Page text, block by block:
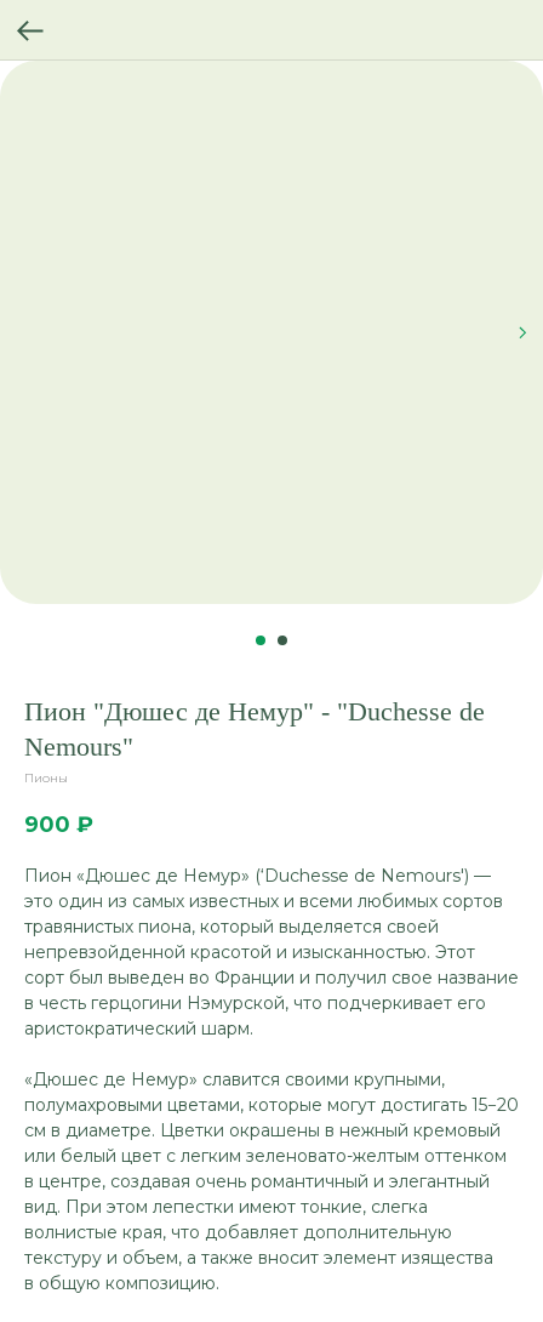
Пион "Дюшес де Немур" - "Duchesse de
Nemours"
Пионы
900 ₽
Пион «Дюшес де Немур» (‘Duchesse de Nemours') —
это один из самых известных и всеми любимых сортов
травянистых пиона, который выделяется своей
непревзойденной красотой и изысканностью. Этот
сорт был выведен во Франции и получил свое название
в честь герцогини Нэмурской, что подчеркивает его
аристократический шарм.
«Дюшес де Немур» славится своими крупными,
полумахровыми цветами, которые могут достигать 15−20
см в диаметре. Цветки окрашены в нежный кремовый
или белый цвет с легким зеленовато-желтым оттенком
в центре, создавая очень романтичный и элегантный
вид. При этом лепестки имеют тонкие, слегка
волнистые края, что добавляет дополнительную
текстуру и объем, а также вносит элемент изящества
в общую композицию.